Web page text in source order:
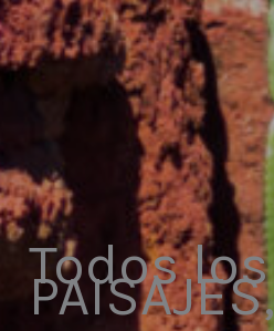
Todos los
PAISAJES,